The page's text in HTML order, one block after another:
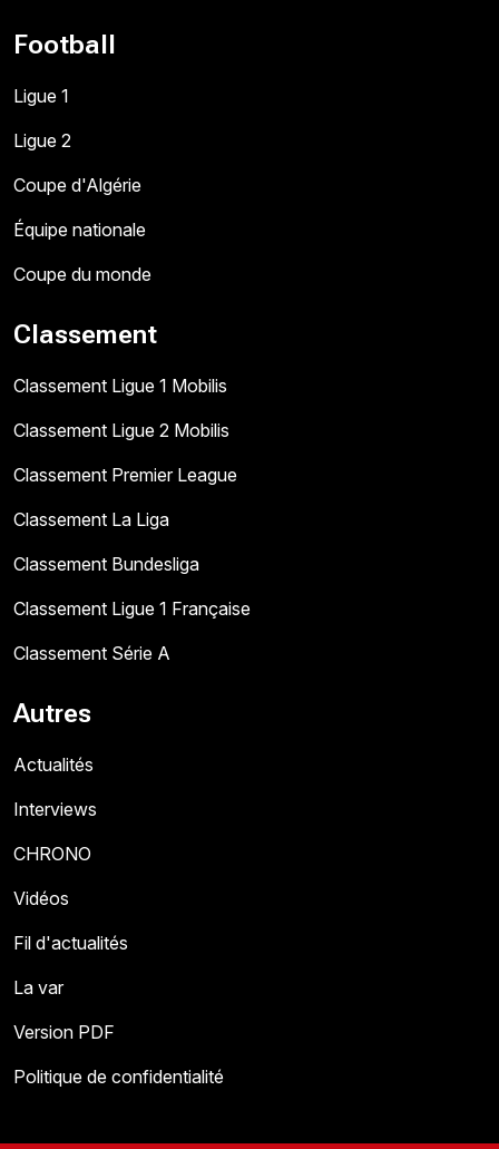
Football
Ligue 1
Ligue 2
Coupe d'Algérie
Équipe nationale
Coupe du monde
Classement
Classement Ligue 1 Mobilis
Classement Ligue 2 Mobilis
Classement Premier League
Classement La Liga
Classement Bundesliga
Classement Ligue 1 Française
Classement Série A
Autres
Actualités
Interviews
CHRONO
Vidéos
Fil d'actualités
La var
Version PDF
Politique de confidentialité